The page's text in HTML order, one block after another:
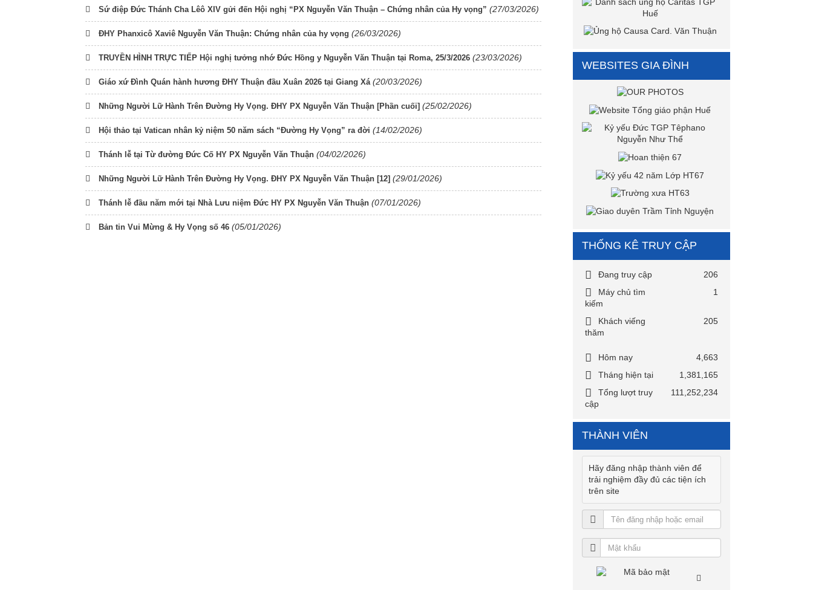
Sứ điệp Đức Thánh Cha Lêô XIV gửi đến Hội nghị “PX Nguyễn Văn Thuận – Chứng nhân của Hy vọng” (27/03/2026)
ĐHY Phanxicô Xaviê Nguyễn Văn Thuận: Chứng nhân của hy vọng (26/03/2026)
TRUYỀN HÌNH TRỰC TIẾP Hội nghị tưởng nhớ Đức Hồng y Nguyễn Văn Thuận tại Roma, 25/3/2026 (23/03/2026)
Giáo xứ Đình Quán hành hương ĐHY Thuận đầu Xuân 2026 tại Giang Xá (20/03/2026)
Những Người Lữ Hành Trên Đường Hy Vọng. ĐHY PX Nguyễn Văn Thuận [Phần cuối] (25/02/2026)
Hội thảo tại Vatican nhân kỷ niệm 50 năm sách “Đường Hy Vọng” ra đời (14/02/2026)
Thánh lễ tại Từ đường Đức Cố HY PX Nguyễn Văn Thuận (04/02/2026)
Những Người Lữ Hành Trên Đường Hy Vọng. ĐHY PX Nguyễn Văn Thuận [12] (29/01/2026)
Thánh lễ đầu năm mới tại Nhà Lưu niệm Đức HY PX Nguyễn Văn Thuận (07/01/2026)
Bản tin Vui Mừng & Hy Vọng số 46 (05/01/2026)
WEBSITES GIA ĐÌNH
THỐNG KÊ TRUY CẬP
Đang truy cập
206
Máy chủ tìm
kiếm
1
Khách viếng
thăm
205
Hôm nay
4,663
Tháng hiện tại
1,381,165
Tổng lượt truy
cập
111,252,234
THÀNH VIÊN
Hãy đăng nhập thành viên để
trải nghiệm đầy đủ các tiện ích
trên site